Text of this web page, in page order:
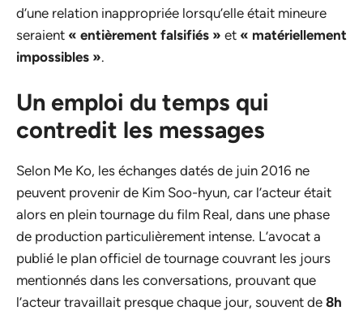
d’une relation inappropriée lorsqu’elle était mineure
seraient « entièrement falsifiés » et « matériellement
impossibles ».
Un emploi du temps qui
contredit les messages
Selon Me Ko, les échanges datés de juin 2016 ne
peuvent provenir de Kim Soo-hyun, car l’acteur était
alors en plein tournage du film Real, dans une phase
de production particulièrement intense. L’avocat a
publié le plan officiel de tournage couvrant les jours
mentionnés dans les conversations, prouvant que
l’acteur travaillait presque chaque jour, souvent de 8h